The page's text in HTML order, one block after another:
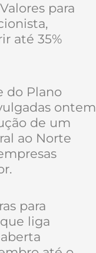
para
até 35%
do Plano
ontem
de um
ao Norte
para
liga